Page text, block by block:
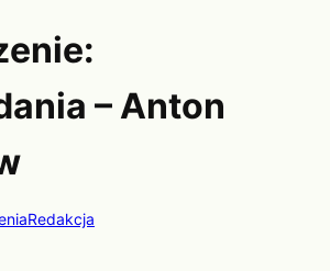
– Anton
Redakcja